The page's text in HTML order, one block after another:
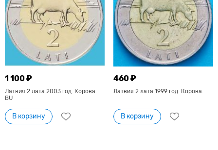
1 100 ₽
Латвия 2 лата 2003 год. Корова.
BU
В корзину
460 ₽
Латвия 2 лата 1999 год. Корова.
В корзину